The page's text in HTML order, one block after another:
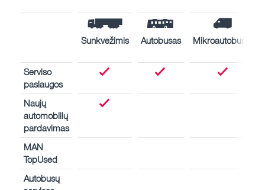
Sunkvežimis Autobusas Mikroautobusas
Serviso
paslaugos
Naujų
automobilių
pardavimas
MAN
TopUsed
Autobusų